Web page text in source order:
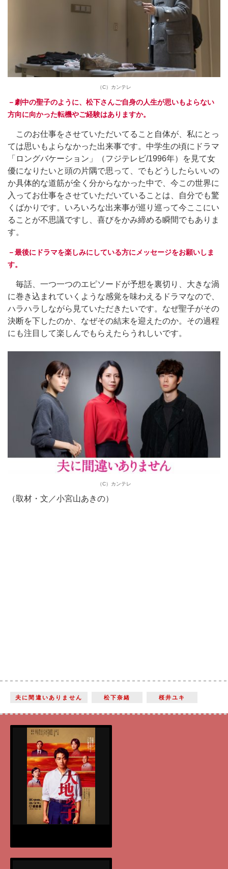
（C）カンテレ
－劇中の聖子のように、松下さんご自身の人生が思いもよらない
方向に向かった転機やご経験はありますか。
このお仕事をさせていただいてること自体が、私にとっ
ては思いもよらなかった出来事です。中学生の頃にドラマ
「ロングバケーション」（フジテレビ/1996年）を見て女
優になりたいと頭の片隅で思って、でもどうしたらいいの
か具体的な道筋が全く分からなかった中で、今この世界に
入ってお仕事をさせていただいていることは、自分でも驚
くばかりです。いろいろな出来事が巡り巡って今ここにい
ることが不思議ですし、喜びをかみ締める瞬間でもありま
す。
－最後にドラマを楽しみにしている方にメッセージをお願いしま
す。
毎話、一つ一つのエピソードが予想を裏切り、大きな渦
に巻き込まれていくような感覚を味わえるドラマなので、
ハラハラしながら見ていただきたいです。なぜ聖子がその
決断を下したのか、なぜその結末を迎えたのか。その過程
にも注目して楽しんでもらえたらうれしいです。
（C）カンテレ
（取材・文／小宮山あきの）
夫に間違いありません 松下奈緒 桜井ユキ